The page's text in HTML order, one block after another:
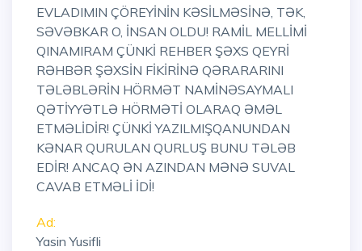
EVLADIMIN ÇÖREYİNİN KƏSİLMƏSİNƏ, TƏK,
SƏVƏBKAR O, İNSAN OLDU! RAMİL MELLİMİ
QINAMIRAM ÇÜNKİ REHBER ŞƏXS QEYRİ
RƏHBƏR ŞƏXSİN FİKİRİNƏ QƏRARARINI
TƏLƏBLƏRİN HÖRMƏT NAMİNƏSAYMALI
QƏTİYYƏTLƏ HÖRMƏTİ OLARAQ ƏMƏL
ETMƏLİDİR! ÇÜNKİ YAZILMIŞQANUNDAN
KƏNAR QURULAN QURLUŞ BUNU TƏLƏB
EDİR! ANCAQ ƏN AZINDAN MƏNƏ SUVAL
CAVAB ETMƏLİ İDİ!
Ad:
Yasin Yusifli